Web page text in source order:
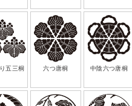
五三桐 六つ唐桐 中陰六つ唐桐